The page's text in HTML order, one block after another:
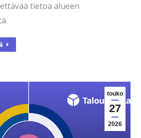
tietoa alueen
touko
27
2026